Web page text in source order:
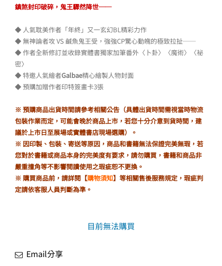
NT$1,450。
鎮煞封印破碎，鬼王驟然降世──
◆ 人氣耽美作者「年終」又一玄幻BL精彩力作
◆ 無神論者攻 VS 鹹魚鬼王受，強強CP驚心動魄的極致拉扯──
◆ 作者全新修訂並收錄實體書獨家加筆番外〈卜卦〉〈魔術〉〈祕
密〉
◆ 特邀人氣繪者Galbae精心繪製人物封面
◆ 預購加贈作者印特簽畫卡3張
※ 預購商品出貨時間請參考相關公告（具體出貨時間需視當時物流
包裝作業而定，可能會晚於商品上市，若您十分介意到貨時間，建
議於上市日至展場或實體書店現場選購）。
※ 因印製、包裝、寄送等原因，商品和書籍無法保證完美無瑕，若
您對於書籍或商品本身的完美度有要求，請勿購買，書籍和商品非
嚴重撞角等不影響閱讀使用之瑕疵恕不更換。
※ 購買商品前，請詳閱【購物須知】等相關售後服務規定，瑕疵判
定請依客服人員判斷為準。
目前無法購買
Email分享